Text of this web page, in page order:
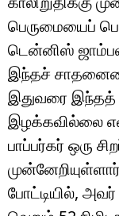
பெருமையைப்
டென்னிஸ்
இந்தச்
இதுவரை இந்தத்
இழக்கவில்லை
பாப்பர்கர் ஒரு
போட்டியில்,